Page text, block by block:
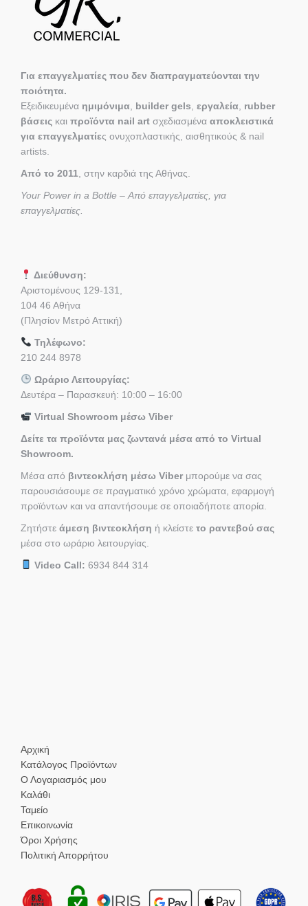
Για επαγγελματίες που δεν διαπραγματεύονται την
ποιότητα.
Εξειδικευμένα ημιμόνιμα builder gels εργαλεία rubber
βάσεις και προϊόντα nail art σχεδιασμένα αποκλειστικά
για επαγγελματίες ονυχοπλαστικής, αισθητικούς & nail
artists.
Από το 2011 , στην καρδιά της Αθήνας.
Your Power in a Bottle – Από επαγγελματίες, για
επαγγελματίες.
Διεύθυνση:
Αριστομένους 129-131,
104 46 Αθήνα
(Πλησίον Μετρό Αττική)
Τηλέφωνο:
210 244 8978
Ωράριο Λειτουργίας:
Δευτέρα – Παρασκευή: 10:00 – 16:00
Virtual Showroom μέσω Viber
Δείτε τα προϊόντα μας ζωντανά μέσα από το Virtual
Showroom.
Μέσα από βιντεοκλήση μέσω Viber μπορούμε να σας
παρουσιάσουμε σε πραγματικό χρόνο χρώματα, εφαρμογή
προϊόντων και να απαντήσουμε σε οποιαδήποτε απορία.
Ζητήστε άμεση βιντεοκλήση ή κλείστε το ραντεβού σας
μέσα στο ωράριο λειτουργίας.
Video Call: 6934 844 314
Αρχική
Κατάλογος Προϊόντων
Ο Λογαριασμός μου
Καλάθι
Ταμείο
Επικοινωνία
Όροι Χρήσης
Πολιτική Απορρήτου